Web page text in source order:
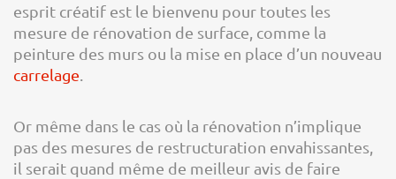
esprit créatif est le bienvenu pour toutes les
mesure de rénovation de surface, comme la
peinture des murs ou la mise en place d’un nouveau
carrelage
Or même dans le cas où la rénovation n’implique
pas des mesures de restructuration envahissantes,
il serait quand même de meilleur avis de faire